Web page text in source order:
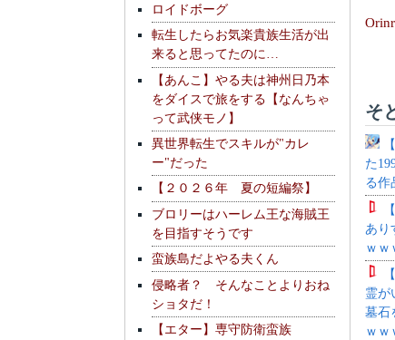
ロイドボーグ
転生したらお気楽貴族生活が出
来ると思ってたのに…
【あんこ】やる夫は神州日乃本
をダイスで旅をする【なんちゃ
って武侠モノ】
異世界転生でスキルが"カレ
ー"だった
【２０２６年 夏の短編祭】
ブロリーはハーレム王な海賊王
を目指すそうです
蛮族島だよやる夫くん
侵略者？ そんなことよりおね
ショタだ！
【エター】専守防衛蛮族
そ
た
る作
あり
ｗｗ
霊が
墓石
ｗｗ